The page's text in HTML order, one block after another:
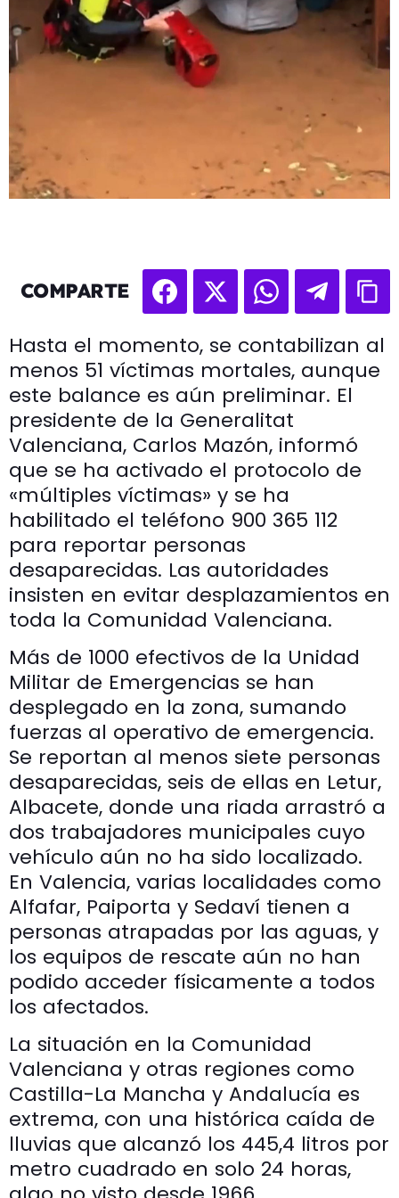
COMPARTE
Hasta el momento, se contabilizan al
menos 51 víctimas mortales, aunque
este balance es aún preliminar. El
presidente de la Generalitat
Valenciana, Carlos Mazón, informó
que se ha activado el protocolo de
«múltiples víctimas» y se ha
habilitado el teléfono 900 365 112
para reportar personas
desaparecidas. Las autoridades
insisten en evitar desplazamientos en
toda la Comunidad Valenciana.
Más de 1000 efectivos de la Unidad
Militar de Emergencias se han
desplegado en la zona, sumando
fuerzas al operativo de emergencia.
Se reportan al menos siete personas
desaparecidas, seis de ellas en Letur,
Albacete, donde una riada arrastró a
dos trabajadores municipales cuyo
vehículo aún no ha sido localizado.
En Valencia, varias localidades como
Alfafar, Paiporta y Sedaví tienen a
personas atrapadas por las aguas, y
los equipos de rescate aún no han
podido acceder físicamente a todos
los afectados.
La situación en la Comunidad
Valenciana y otras regiones como
Castilla-La Mancha y Andalucía es
extrema, con una histórica caída de
lluvias que alcanzó los 445,4 litros por
metro cuadrado en solo 24 horas,